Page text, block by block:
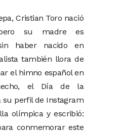
Cristian Toro nació
su madre es
haber nacido en
también llora de
el himno español en
el Día de la
su perfil de Instagram
olímpica y escribió:
conmemorar este